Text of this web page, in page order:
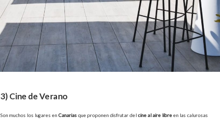
3) Cine de Verano
Son muchos los lugares en Canarias que proponen disfrutar del cine al aire libre en las calurosas